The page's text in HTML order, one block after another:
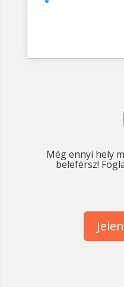
Még ennyi hely
beleférsz!